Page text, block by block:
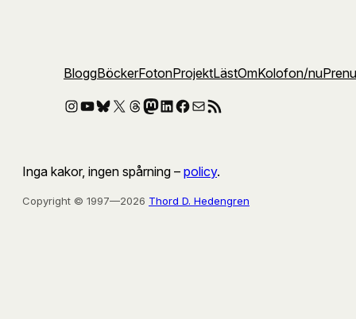
BloggBöckerFotonProjektLästOmKolofon/nu
Instagram
YouTube
Bluesky
X Threads
Mastodon
LinkedIn
Facebook
E-postRSS-flöde
Inga kakor, ingen spårning – policy.
Copyright © 1997—2026 Thord D. Hedengren